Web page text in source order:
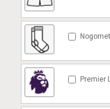
Premier